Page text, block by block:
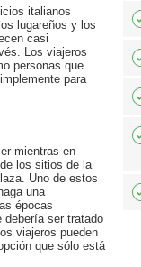
italianos
lugareños y los
casi
Los viajeros
personas que
para
mientras en
los sitios de la
Uno de estos
una
épocas
debería ser tratado
viajeros pueden
que sólo está